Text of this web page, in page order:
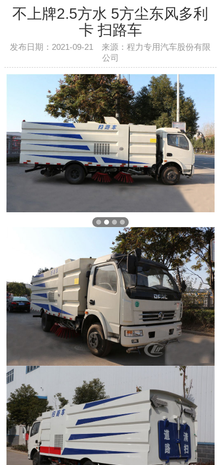
不上牌2.5方水 5方尘东风多利
卡 扫路车
发布日期：2021-09-21 来源：程力专用汽车股份有限
公司